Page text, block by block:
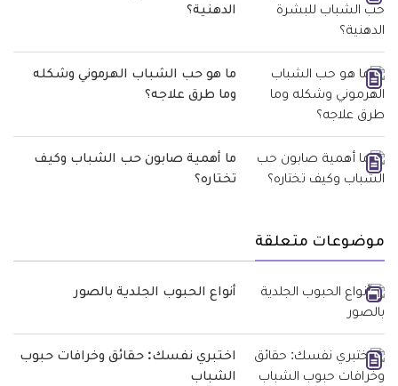
الدهنية؟
ما هو حب الشباب الهرموني وشكله
وما طرق علاجه؟
ما أهمية صابون حب الشباب وكيف
تختاره؟
موضوعات متعلقة
أنواع الحبوب الجلدية بالصور
اختبري نفسك: حقائق وخرافات حبوب
الشباب